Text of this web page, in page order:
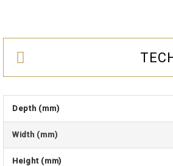
Depth (mm)
Width (mm)
Height (mm)